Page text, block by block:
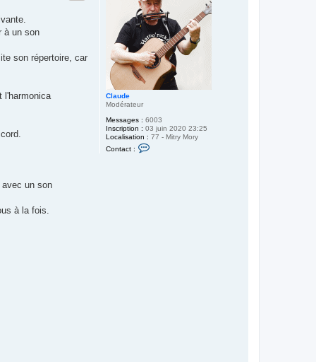
Claude
Modérateur
Messages : 6003
Inscription : 03 juin 2020 23:25
Localisation : 77 - Mitry Mory
Contact :
à un son
son répertoire, car
l'harmonica
un son
à la fois.